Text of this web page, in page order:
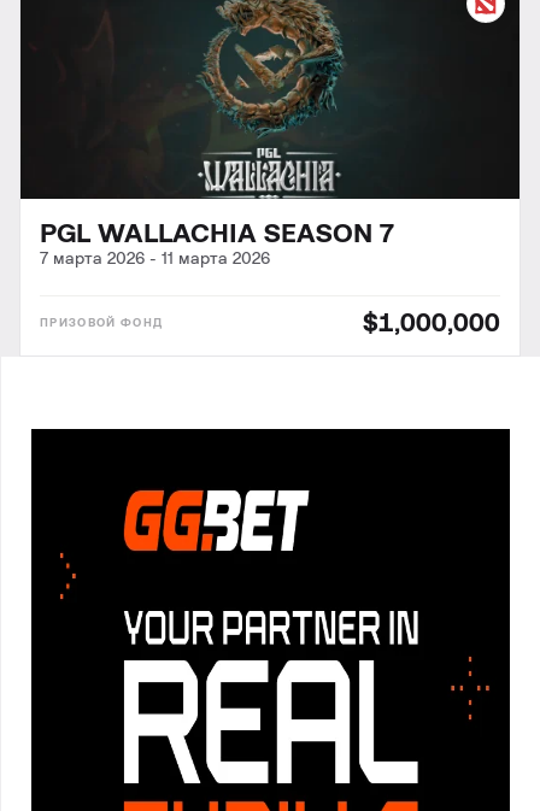
PGL WALLACHIA SEASON 7
7 марта 2026 - 11 марта 2026
$1,000,000